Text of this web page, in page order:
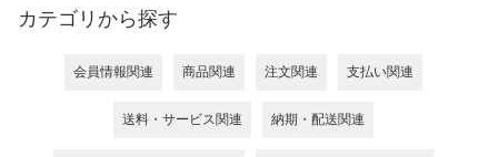
カテゴリから探す
会員情報関連 商品関連 注文関連 支払い関連
送料・サービス関連 納期・配送関連